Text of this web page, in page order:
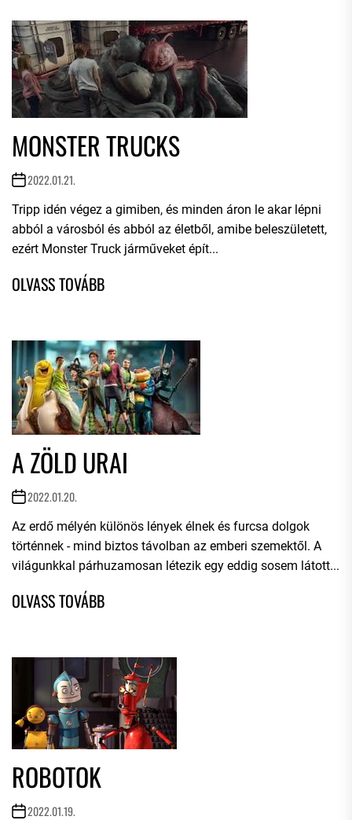
MONSTER TRUCKS
2022.01.21.
Tripp idén végez a gimiben, és minden áron le akar lépni
abból a városból és abból az életből, amibe beleszületett,
ezért Monster Truck járműveket épít...
A ZÖLD URAI
2022.01.20.
Az erdő mélyén különös lények élnek és furcsa dolgok
történnek - mind biztos távolban az emberi szemektől. A
világunkkal párhuzamosan létezik egy eddig sosem látott...
ROBOTOK
2022.01.19.